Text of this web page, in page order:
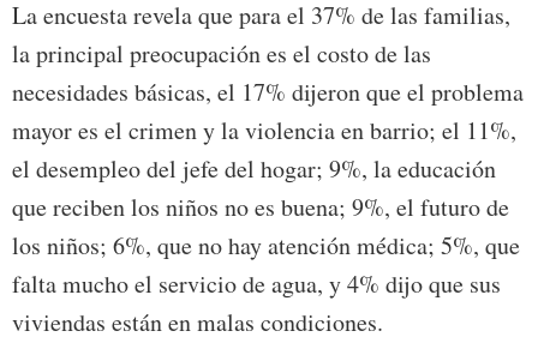
La encuesta revela que para el 37% de las familias,
la principal preocupación es el costo de las
necesidades básicas, el 17% dijeron que el problema
mayor es el crimen y la violencia en barrio; el 11%,
el desempleo del jefe del hogar; 9%, la educación
que reciben los niños no es buena; 9%, el futuro de
los niños; 6%, que no hay atención médica; 5%, que
falta mucho el servicio de agua, y 4% dijo que sus
viviendas están en malas condiciones.